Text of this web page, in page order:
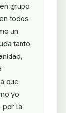
grupo
todos
un
tanto
que
yo
por la